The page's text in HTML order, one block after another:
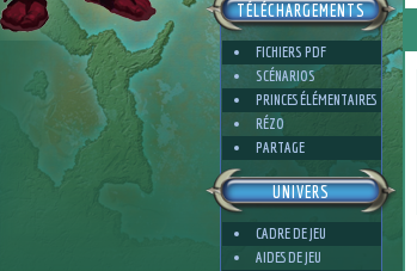
TÉLÉCHARGEMENTS
FICHIERS PDF
SCÉNARIOS
PRINCES ÉLÉMENTAIRES
RÉZO
PARTAGE
UNIVERS
CADRE DE JEU
AIDES DE JEU